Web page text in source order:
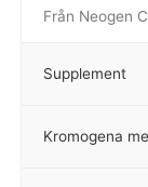
Från Neogen
–
Supplement
–
Kromogena
–